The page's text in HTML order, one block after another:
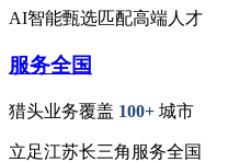
AI智能甄选匹配高端人才
服务全国
猎头业务覆盖 100+ 城市
立足江苏长三角服务全国